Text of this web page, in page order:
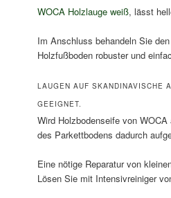
WOCA Holzlauge weiß, lässt
Im Anschluss behandeln Sie
Holzfußboden robuster und
LAUGEN AUF SKANDINAVISCHE
GEEIGNET.
Wird Holzbodenseife von
des Parkettbodens dadurch
Eine nötige Reparatur von
Lösen Sie mit Intensivreiniger